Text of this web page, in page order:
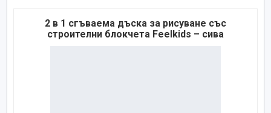
2 в 1 сгъваема дъска за рисуване със
строителни блокчета Feelkids – сива